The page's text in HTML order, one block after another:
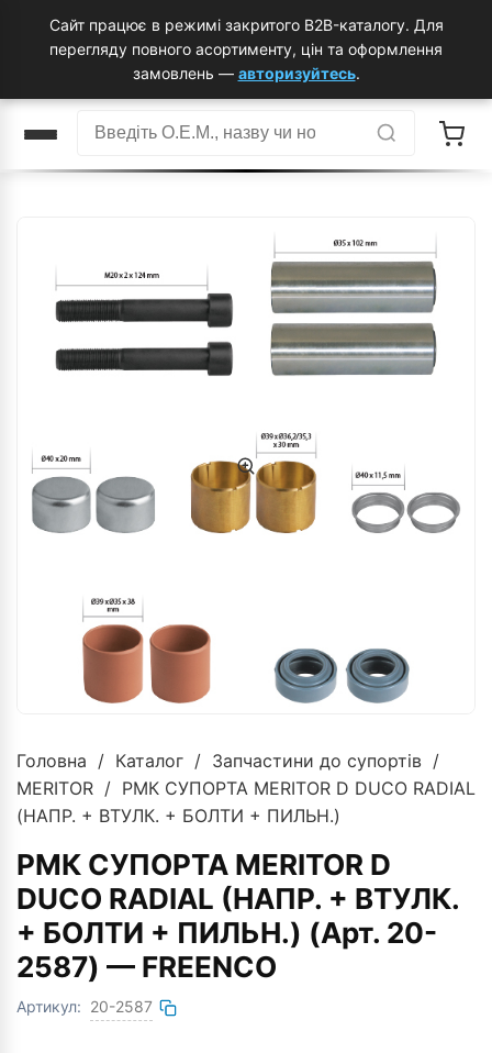
Головна / Каталог / Запчастини до супортів /
MERITOR / РМК СУПОРТА MERITOR D DUCO RADIAL
(НАПР. + ВТУЛК. + БОЛТИ + ПИЛЬН.)
РМК СУПОРТА MERITOR D
DUCO RADIAL (НАПР. + ВТУЛК.
+ БОЛТИ + ПИЛЬН.) (Арт. 20-
2587) — FREENCO
Артикул: 20-2587
Сайт працює в режимі закритого B2B-каталогу. Для
перегляду повного асортименту, цін та оформлення
замовлень — авторизуйтесь.